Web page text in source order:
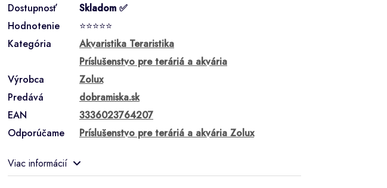
Dostupnosť
Skladom ✅
Hodnotenie
⭐⭐⭐⭐⭐
Kategória
Akvaristika Teraristika
Príslušenstvo pre teráriá a akvária
Výrobca
Zolux
Predává
dobramiska.sk
EAN
3336023764207
Odporúčame
Príslušenstvo pre teráriá a akvária Zolux
Viac informácií